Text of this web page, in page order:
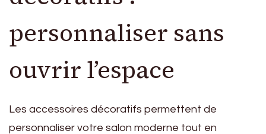
personnaliser sans
ouvrir l’espace
Les accessoires décoratifs permettent de
personnaliser votre salon moderne tout en